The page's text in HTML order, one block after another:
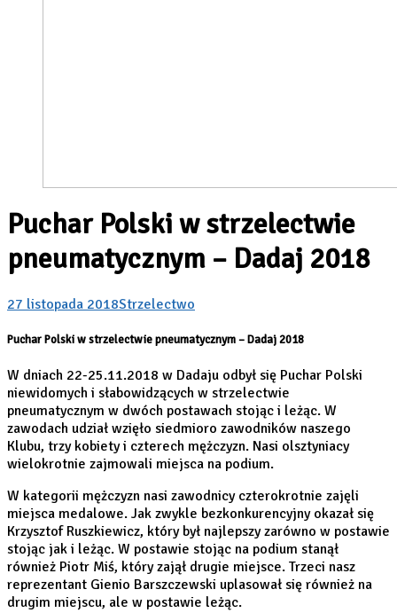
Puchar Polski w strzelectwie
pneumatycznym – Dadaj 2018
27 listopada 2018Strzelectwo
Puchar Polski w strzelectwie pneumatycznym – Dadaj 2018
W dniach 22-25.11.2018 w Dadaju odbył się Puchar Polski
niewidomych i słabowidzących w strzelectwie
pneumatycznym w dwóch postawach stojąc i leżąc. W
zawodach udział wzięło siedmioro zawodników naszego
Klubu, trzy kobiety i czterech mężczyzn. Nasi olsztyniacy
wielokrotnie zajmowali miejsca na podium.
W kategorii mężczyzn nasi zawodnicy czterokrotnie zajęli
miejsca medalowe. Jak zwykle bezkonkurencyjny okazał się
Krzysztof Ruszkiewicz, który był najlepszy zarówno w postawie
stojąc jak i leżąc. W postawie stojąc na podium stanął
również Piotr Miś, który zajął drugie miejsce. Trzeci nasz
reprezentant Gienio Barszczewski uplasował się również na
drugim miejscu, ale w postawie leżąc.